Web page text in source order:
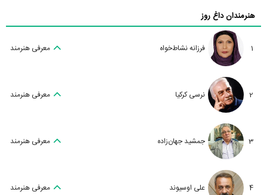
هنرمندان داغ روز
1 فرزانه نشاط‌خواه معرفی هنرمند
2 نرسی کرکیا معرفی هنرمند
3 جمشید جهان‌زاده معرفی هنرمند
4 علی اوسیوند معرفی هنرمند